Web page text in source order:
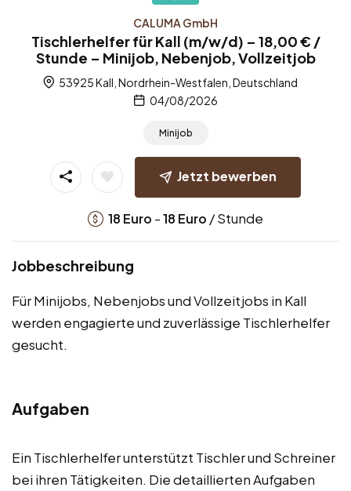
CALUMA GmbH
Tischlerhelfer für Kall (m/w/d) – 18,00 € /
Stunde – Minijob, Nebenjob, Vollzeitjob
53925 Kall, Nordrhein-Westfalen, Deutschland
04/08/2026
Minijob
Jetzt bewerben
18 Euro -18 Euro / Stunde
Jobbeschreibung
Für Minijobs, Nebenjobs und Vollzeitjobs in Kall
werden engagierte und zuverlässige Tischlerhelfer
gesucht.
Aufgaben
Ein Tischlerhelfer unterstützt Tischler und Schreiner
bei ihren Tätigkeiten. Die detaillierten Aufgaben